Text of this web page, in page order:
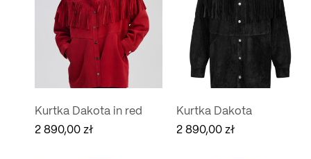
Kurtka Dakota in red
2 890,00 zł
Kurtka Dakota
2 890,00 zł